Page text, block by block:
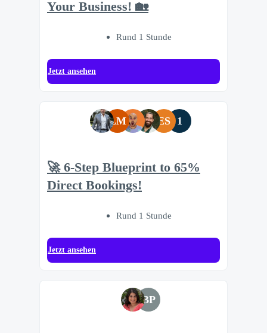
Your Business! 🏡
Rund 1 Stunde
Jetzt ansehen
LM ES 1
🚀 6-Step Blueprint to 65%
Direct Bookings!
Rund 1 Stunde
Jetzt ansehen
BP